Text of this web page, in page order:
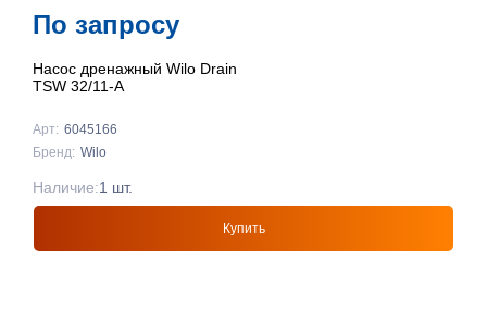
По запросу
Насос дренажный Wilo Drain
TSW 32/11-A
Арт: 6045166
Бренд: Wilo
Купить
Наличие:1 шт.